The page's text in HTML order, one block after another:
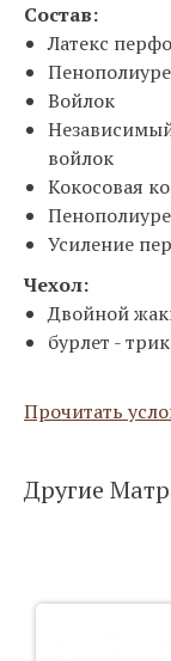
Состав:
Латекс
Войлок
войлок
Кокосовая
Усиление
Чехол:
Двойной
бурлет -
Прочитать
Другие